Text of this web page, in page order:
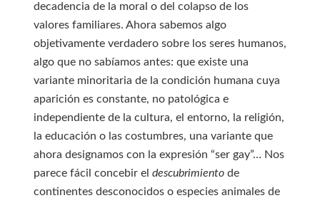
decadencia de la moral o del colapso de los
valores familiares. Ahora sabemos algo
objetivamente verdadero sobre los seres humanos,
algo que no sabíamos antes: que existe una
variante minoritaria de la condición humana cuya
aparición es constante, no patológica e
independiente de la cultura, el entorno, la religión,
la educación o las costumbres, una variante que
ahora designamos con la expresión “ser gay”… Nos
parece fácil concebir el descubrimientode
continentes desconocidos o especies animales de